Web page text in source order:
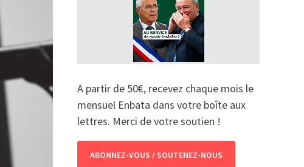
A partir de 50€, recevez chaque mois le
mensuel Enbata dans votre boîte aux
lettres. Merci de votre soutien !
ABONNEZ-VOUS / SOUTENEZ-NOUS